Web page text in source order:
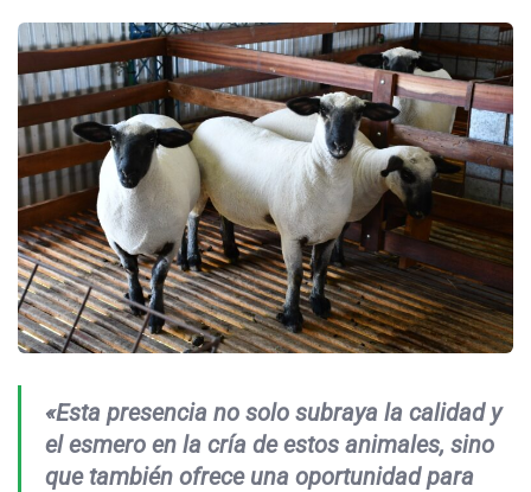
«Esta presencia no solo subraya la calidad y
el esmero en la cría de estos animales, sino
que también ofrece una oportunidad para